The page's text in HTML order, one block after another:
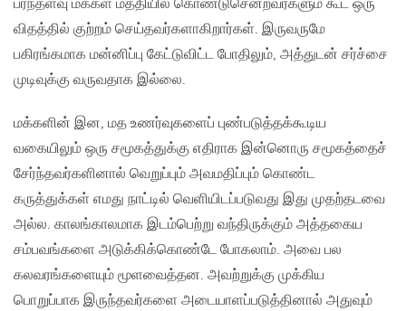
பரந்தளவு மக்கள் மத்தியில் கொண்டுசென்றவர்களும் கூட ஒரு
விதத்தில் குற்றம் செய்தவர்களாகிறார்கள். இருவருமே
பகிரங்கமாக மன்னிப்பு கேட்டுவிட்ட போதிலும், அத்துடன் சர்ச்சை
முடிவுக்கு வருவதாக இல்லை.
மக்களின் இன, மத உணர்வுகளைப் புண்படுத்தக்கூடிய
வகையிலும் ஒரு சமூகத்துக்கு எதிராக இன்னொரு சமூகத்தைச்
சேர்ந்தவர்களினால் வெறுப்பும் அவமதிப்பும் கொண்ட
கருத்துக்கள் எமது நாட்டில் வெளியிடப்படுவது இது முதற்தடவை
அல்ல. காலங்காலமாக இடம்பெற்று வந்திருக்கும் அத்தகைய
சம்பவங்களை அடுக்கிக்கொண்டே போகலாம். அவை பல
கலவரங்களையும் மூளவைத்தன. அவற்றுக்கு முக்கிய
பொறுப்பாக இருந்தவர்களை அடையாளப்படுத்தினால் அதுவும்